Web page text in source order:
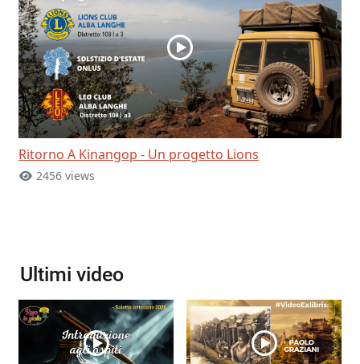
Ritorno A Kinangop - Un progetto Lions
2456 views
Ultimi video